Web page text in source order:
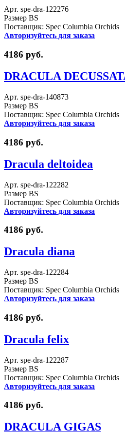
Арт. spe-dra-122276
Размер BS
Поставщик: Spec Columbia Orchids
Авторизуйтесь для заказа
4186 руб.
DRACULA
Арт. spe-dra-140873
Размер BS
Поставщик: Spec Columbia Orchids
Авторизуйтесь для заказа
4186 руб.
Dracula deltoidea
Арт. spe-dra-122282
Размер BS
Поставщик: Spec Columbia Orchids
Авторизуйтесь для заказа
4186 руб.
Dracula diana
Арт. spe-dra-122284
Размер BS
Поставщик: Spec Columbia Orchids
Авторизуйтесь для заказа
4186 руб.
Dracula felix
Арт. spe-dra-122287
Размер BS
Поставщик: Spec Columbia Orchids
Авторизуйтесь для заказа
4186 руб.
DRACULA GIGAS